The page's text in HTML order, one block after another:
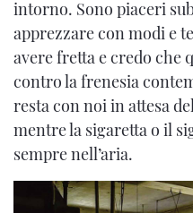
intorno. Sono piaceri
apprezzare con modi e
avere fretta e credo che
contro la frenesia
resta con noi in attesa
mentre la sigaretta o il
sempre nell’aria.